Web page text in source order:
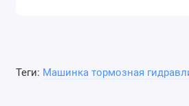
Теги: Машинка тормозная